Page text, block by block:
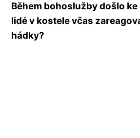
Během bohoslužby došlo
lidé v kostele včas
hádky?